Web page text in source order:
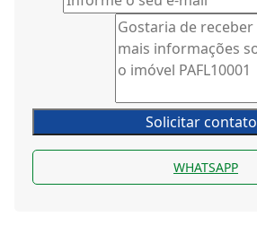
Solicitar contato
WHATSAPP